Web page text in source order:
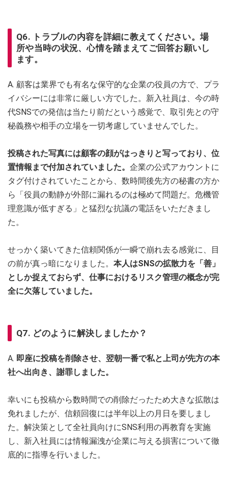
Q6. トラブルの内容を詳細に教えてください。場
所や当時の状況、心情を踏まえてご回答お願いし
ます。
A. 顧客は業界でも有名な保守的な企業の役員の方で、プラ
イバシーには非常に厳しい方でした。新入社員は、今の時
代SNSでの発信は当たり前だという感覚で、取引先との守
秘義務や相手の立場を一切考慮していませんでした。
投稿された写真には顧客の顔がはっきりと写っており、位
置情報まで付加されていました。 企業の公式アカウントに
タグ付けされていたことから、数時間後先方の秘書の方か
ら「役員の動静が外部に漏れるのは極めて問題だ。危機管
理意識が低すぎる」と猛烈な抗議の電話をいただきまし
た。
せっかく築いてきた信頼関係が一瞬で崩れ去る感覚に、目
の前が真っ暗になりました。 本人はSNSの拡散力を「善」
としか捉えておらず、仕事におけるリスク管理の概念が完
全に欠落していました。
Q7. どのように解決しましたか？
A. 即座に投稿を削除させ、翌朝一番で私と上司が先方の本
社へ出向き、謝罪しました。
幸いにも投稿から数時間での削除だったため大きな拡散は
免れましたが、信頼回復には半年以上の月日を要しまし
た。解決策として全社員向けにSNS利用の再教育を実施
し、新入社員には情報漏洩が企業に与える損害について徹
底的に指導を行いました。